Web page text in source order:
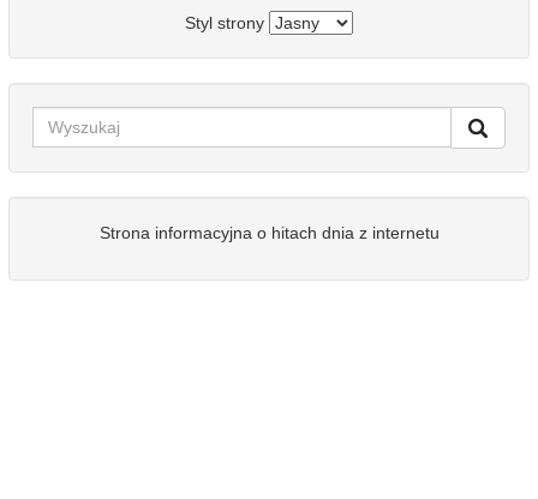
Styl strony
Strona informacyjna o hitach dnia z internetu